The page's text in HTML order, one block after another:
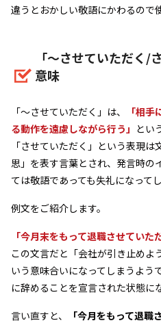
違うとおかしい敬語にかわるので
「～させていただく/
意味
「～させていただく」は、
「相
る動作を遠慮しながら行う」 とい
「させていただく」という表現
思」を表す言葉とされ、発言時の
ては敬語であっても失礼になって
例文をご紹介します。
「今月末をもって退職させていた
この文言だと「会社が引き止めよ
いう意味合いになってしまうよう
に辞めることを宣言された状態に
言い直すと、
「今月をもって退職